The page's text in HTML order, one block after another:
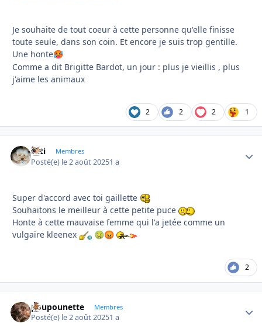
Je souhaite de tout coeur à cette personne qu'elle finisse
toute seule, dans son coin. Et encore je suis trop gentille.
Une honte🥵
Comme a dit Brigitte Bardot, un jour : plus je vieillis , plus
j'aime les animaux
2 2 2 1
asti Membres
Posté(e) le 2 août 20251 a
Super d'accord avec toi gaillette
Souhaitons le meilleur à cette petite puce
Honte à cette mauvaise femme qui l'a jetée comme un
vulgaire kleenex
🤢😡
2
poupounette Membres
Posté(e) le 2 août 20251 a